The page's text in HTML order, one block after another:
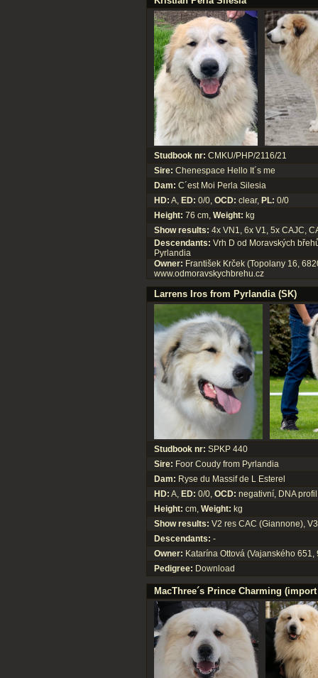
Studbook nr: CMKU/PHP/2116/21
Sire: Chenespace Hello It´s me
Dam: C´est Moi Perla Silesia
HD: A, ED: 0/0, OCD: clear, PL: 0/0
Height: 76 cm, Weight: kg
Show results: 4x VN1, 6x V1, 5x CAJC,
Descendants: Vrh D od Moravských
Pyrlandia
Owner: František Krček (Topolany 16,
www.odmoravskychbrehu.cz
Larrens Iros from Pyrlandia (SK)
Studbook nr: SPKP 440
Sire: Foor Coudy from Pyrlandia
Dam: Ryse du Massif de L Esterel
HD: A, ED: 0/0, OCD: negativní, DNA
Height: cm, Weight: kg
Show results: V2 res CAC (Giannone),
Descendants: -
Owner: Katarína Ottová (Vajanského
Pedigree: Download
MacThree´s Prince Charming